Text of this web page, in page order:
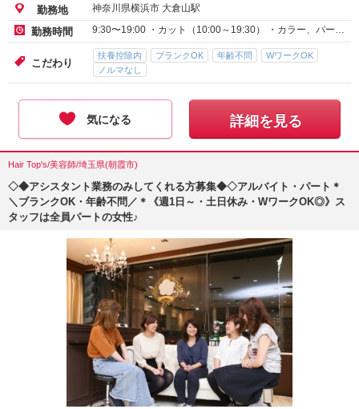
勤務地 神奈川県横浜市 大倉山駅
勤務時間 9:30〜19:00 ・カット（10:00～19:30） ・カラー、パー…
こだわり
扶養控除内 ブランクOK 年齢不問
WワークOK
ノルマなし
気になる 詳細を見る
Hair Top's/美容師/埼玉県(朝霞市)
◇◆アシスタント業務のみしてくれる方募集◆◇アルバイト・パート＊
＼ブランクOK・年齢不問／＊《週1日～・土日休み・WワークOK◎》ス
タッフは全員パートの女性♪